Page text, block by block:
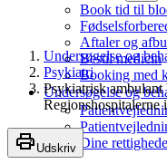
Book tid til
Aftaler og
Bestil medicin
Booking med
Undersøgelse og
Dine
Undersøgelse og
Psykiatri
Psykiatrisk
Udskriv